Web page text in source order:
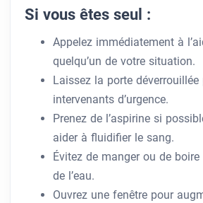
Si vous êtes seul :
Appelez immédiatement à
quelqu’un de votre situation.
Laissez la porte déverrouillée
intervenants d’urgence.
Prenez de l’aspirine si
aider à fluidifier le sang.
Évitez de manger ou de
de l’eau.
Ouvrez une fenêtre pour